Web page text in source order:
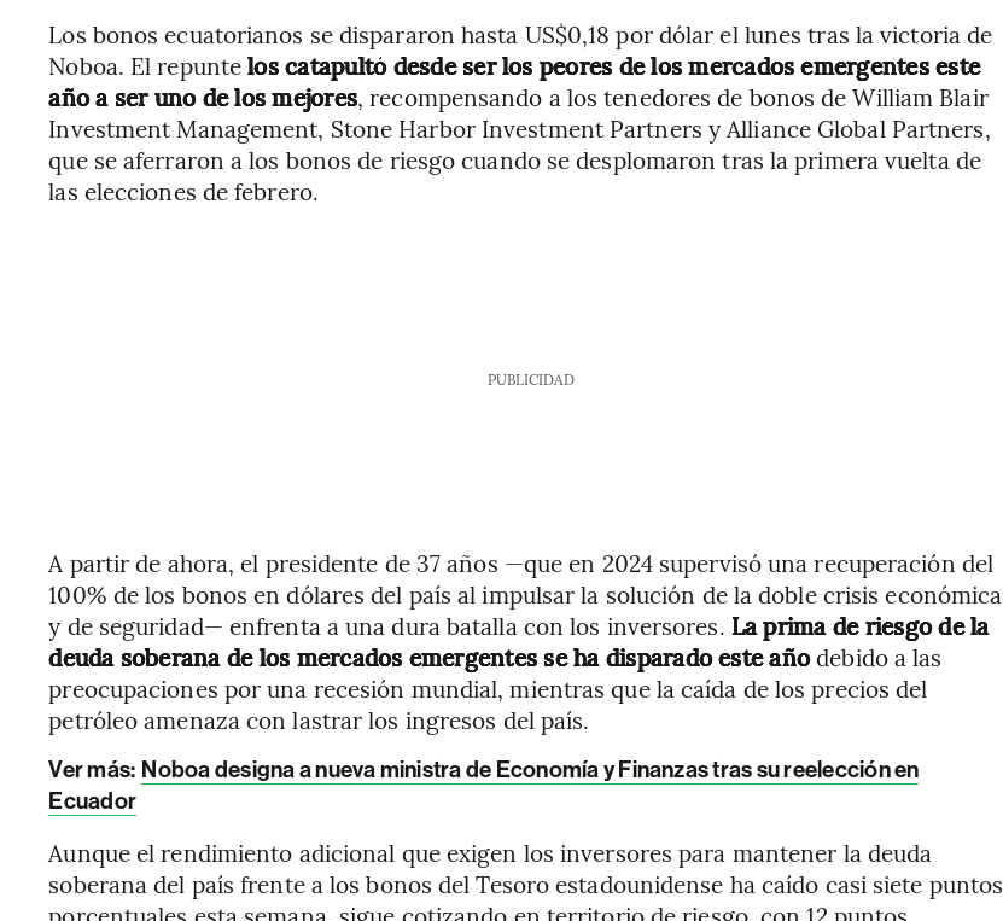
Los bonos ecuatorianos se dispararon hasta US$0,18 por dólar el lunes tras la victoria de
Noboa. El repuntelos catapultó desde ser los peores de los mercados emergentes este
año a ser uno de los mejores, recompensando a los tenedores de bonos de William Blair
Investment Management, Stone Harbor Investment Partners y Alliance Global Partners,
que se aferraron a los bonos de riesgo cuando se desplomaron tras la primera vuelta de
las elecciones de febrero.
PUBLICIDAD
A partir de ahora, el presidente de 37 años —que en 2024 supervisó una recuperación del
100% de los bonos en dólares del país al impulsar la solución de la doble crisis económica
y de seguridad— enfrenta a una dura batalla con los inversores. La prima de riesgo de la
deuda soberana de los mercados emergentes se ha disparado este añodebido a las
preocupaciones por una recesión mundial, mientras que la caída de los precios del
petróleo amenaza con lastrar los ingresos del país.
Ver más: Noboa designa a nueva ministra de Economía y Finanzas tras su reelección en
Ecuador
Aunque el rendimiento adicional que exigen los inversores para mantener la deuda
soberana del país frente a los bonos del Tesoro estadounidense ha caído casi siete puntos